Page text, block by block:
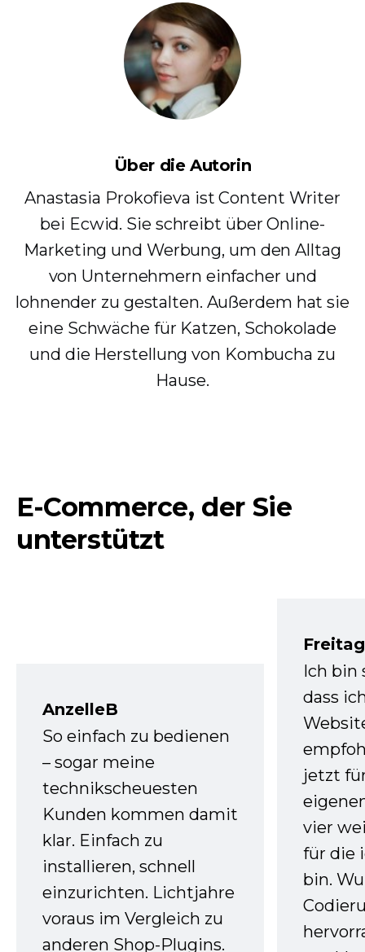
Über die Autorin
Anastasia Prokofieva ist Content Writer
bei Ecwid. Sie schreibt über Online-
Marketing und Werbung, um den Alltag
von Unternehmern einfacher und
lohnender zu gestalten. Außerdem hat sie
eine Schwäche für Katzen, Schokolade
und die Herstellung von Kombucha zu
Hause.
E-Commerce, der Sie
unterstützt
AnzelleB
So einfach zu bedienen
– sogar meine
technikscheuesten
Kunden kommen damit
klar. Einfach zu
installieren, schnell
einzurichten. Lichtjahre
voraus im Vergleich zu
anderen Shop-Plugins.
Ich bin
dass
jetzt
vier
für die
bin.